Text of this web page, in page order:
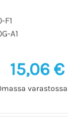
A1
15,06 €